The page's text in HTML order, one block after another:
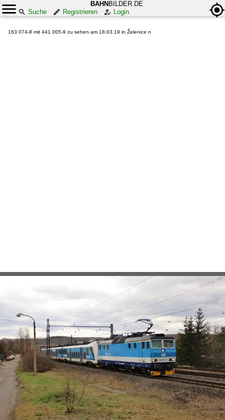
BAHN BILDER.DE
Suche
Registrieren Login
163 074-8 mit 441 005-9 zu sehen am 18.03.19 in Želenice n